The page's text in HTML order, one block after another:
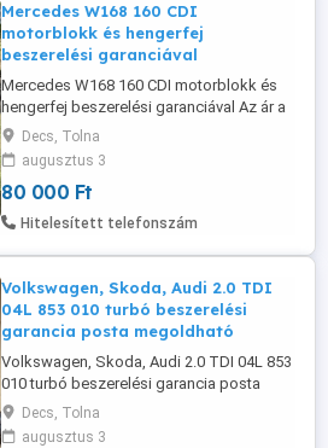
Mercedes W168 160 CDI
motorblokk és hengerfej
beszerelési garanciával
Mercedes W168 160 CDI motorblokk és
hengerfej beszerelési garanciával Az ár a
Blokk és hengerfej köcölékek külön
vannak!!! postázom ha kell kizárólag
telefonon érdeklődjön
Decs, Tolna
augusztus 3
80 000 Ft
Hitelesített telefonszám
Volkswagen, Skoda, Audi 2.0 TDI
04L 853 010 turbó beszerelési
garancia posta megoldható
Volkswagen, Skoda, Audi 2.0 TDI 04L 853
010 turbó beszerelési garancia posta
megoldható
Decs, Tolna
augusztus 3